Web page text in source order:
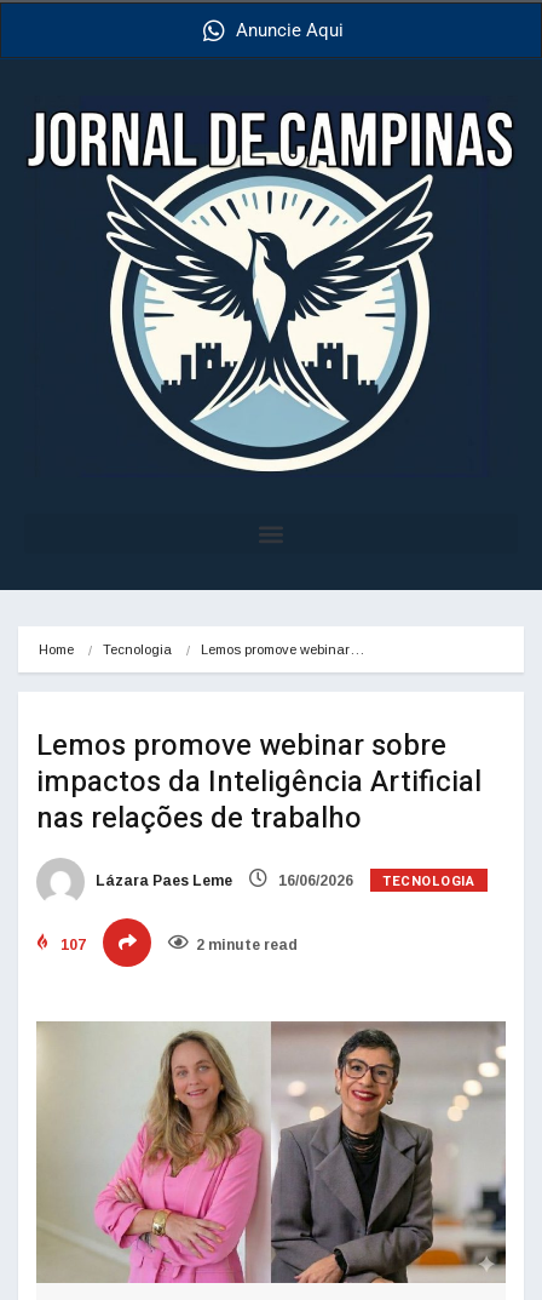
Anuncie Aqui
Home Tecnologia Lemos promove webinar…
Lemos promove webinar sobre
impactos da Inteligência Artificial
nas relações de trabalho
Lázara Paes Leme 16/06/2026 TECNOLOGIA
107 2 minute read